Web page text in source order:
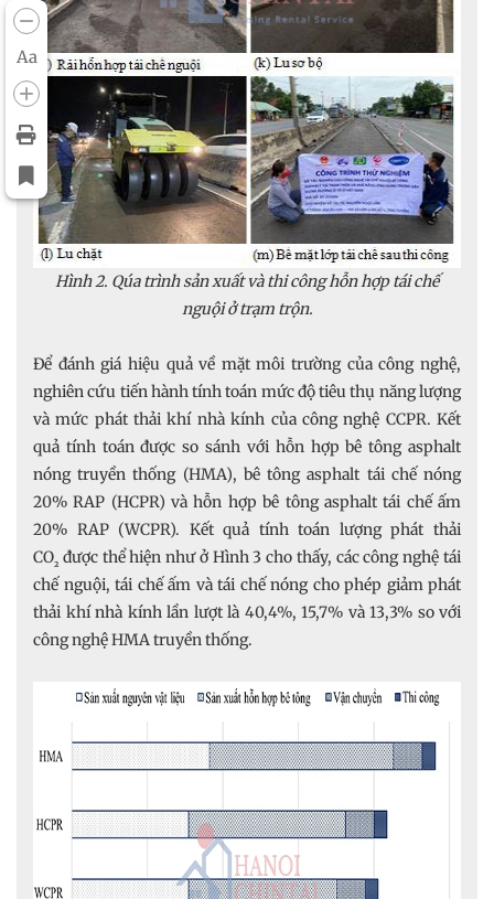
Aa
Hình 2. Qúa trình sản xuất và thi công hỗn hợp tái chế
nguội ở trạm trộn.
Để đánh giá hiệu quả về mặt môi trường của công nghệ,
nghiên cứu tiến hành tính toán mức độ tiêu thụ năng lượng
và mức phát thải khí nhà kính của công nghệ CCPR. Kết
quả tính toán được so sánh với hỗn hợp bê tông asphalt
nóng truyền thống (HMA), bê tông asphalt tái chế nóng
20% RAP (HCPR) và hỗn hợp bê tông asphalt tái chế ấm
20% RAP (WCPR). Kết quả tính toán lượng phát thải
CO₂ được thể hiện như ở Hình 3 cho thấy, các công nghệ tái
chế nguội, tái chế ấm và tái chế nóng cho phép giảm phát
thải khí nhà kính lần lượt là 40,4%, 15,7% và 13,3% so với
công nghệ HMA truyền thống.